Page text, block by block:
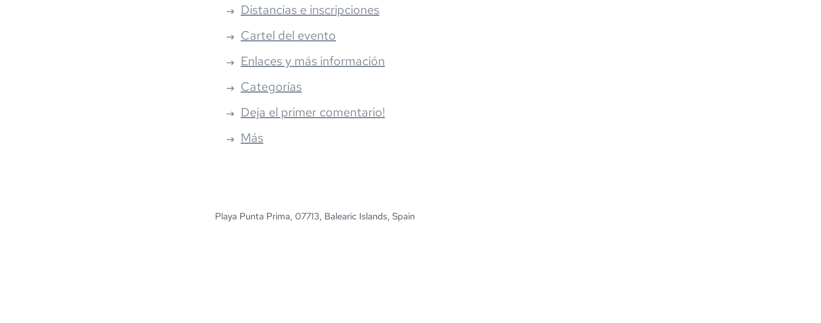
Distancias e inscripciones
Cartel del evento
Enlaces y más información
Categorías
Deja el primer comentario!
Más
Playa Punta Prima, 07713, Balearic Islands, Spain